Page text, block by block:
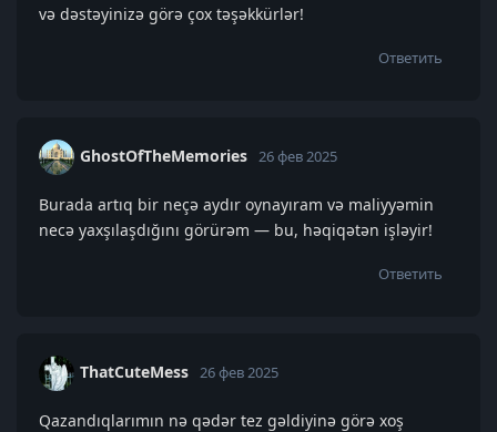
və dəstəyinizə görə çox təşəkkürlər!
Ответить
GhostOfTheMemories 26 фев 2025
Burada artıq bir neçə aydır oynayıram və maliyyəmin
necə yaxşılaşdığını görürəm — bu, həqiqətən işləyir!
Ответить
ThatCuteMess 26 фев 2025
Qazandıqlarımın nə qədər tez gəldiyinə görə xoş